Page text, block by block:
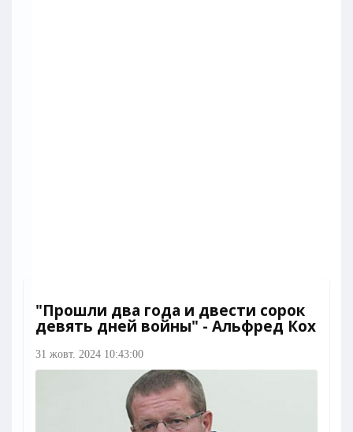
"Прошли два года и двести сорок
девять дней войны" - Альфред Кох
31 жовт. 2024 10:43:00